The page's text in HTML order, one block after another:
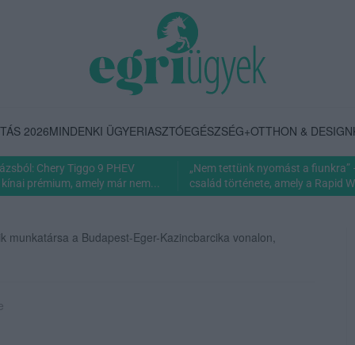
2026MINDENKI ÜGYERIASZTÓEGÉSZSÉG+OTTHON & DESIGN
Chery Tiggo 9 PHEV
prémium, amely már nem...
„Nem tettünk nyomást a fiunkra”
család története, amely a Rapid
munkatársa a Budapest-Eger-Kazincbarcika vonalon,